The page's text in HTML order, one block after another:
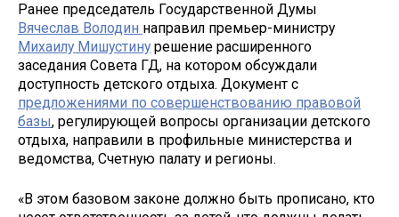
Ранее председатель Государственной Думы
Вячеслав Володин направил премьер-министру
Михаилу Мишустину решение расширенного
заседания Совета ГД, на котором обсуждали
доступность детского отдыха. Документ с
предложениями по совершенствованию правовой
базы, регулирующей вопросы организации детского
отдыха, направили в профильные министерства и
ведомства, Счетную палату и регионы.
«В этом базовом законе должно быть прописано, кто